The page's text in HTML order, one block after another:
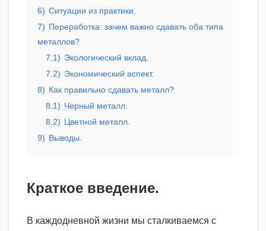
6) Ситуации из практики.
7) Переработка: зачем важно сдавать оба типа
металлов?
7.1) Экологический вклад.
7.2) Экономический аспект.
8) Как правильно сдавать металл?
8.1) Черный металл.
8.2) Цветной металл.
9) Выводы.
Краткое введение.
В каждодневной жизни мы сталкиваемся с